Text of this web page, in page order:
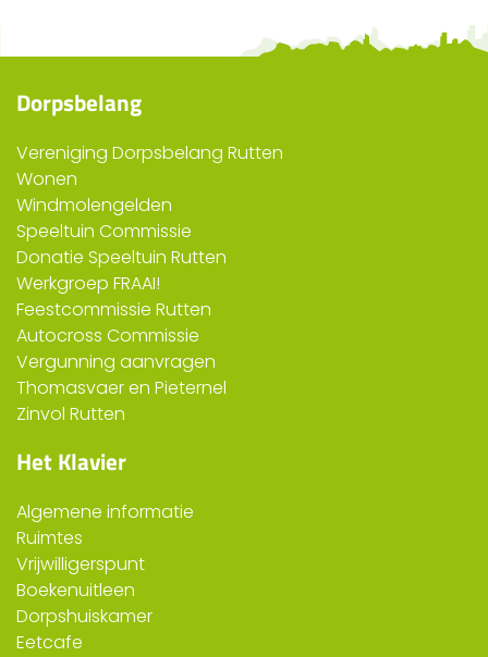
Dorpsbelang
Vereniging Dorpsbelang Rutten
Wonen
Windmolengelden
Speeltuin Commissie
Donatie Speeltuin Rutten
Werkgroep FRAAI!
Feestcommissie Rutten
Autocross Commissie
Vergunning aanvragen
Thomasvaer en Pieternel
Zinvol Rutten
Het Klavier
Algemene informatie
Ruimtes
Vrijwilligerspunt
Boekenuitleen
Dorpshuiskamer
Eetcafe